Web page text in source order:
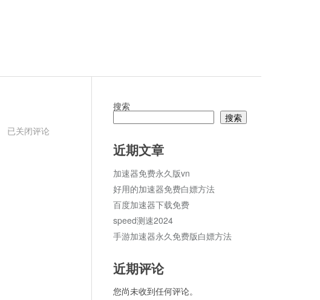
怎
已关闭评论
搜索
搜索
近期文章
加速器免费永久版vn
好用的加速器免费白嫖方法
百度加速器下载免费
speed测速2024
手游加速器永久免费版白嫖方法
近期评论
您尚未收到任何评论。